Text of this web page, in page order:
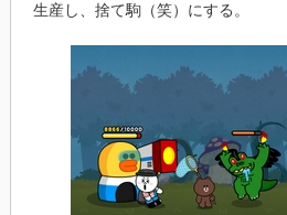
生産し、捨て駒（笑）にする。